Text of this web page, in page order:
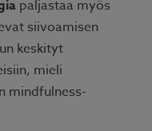
paljastaa myös
siivoamisen
keskityt
mieli
mindfulness-